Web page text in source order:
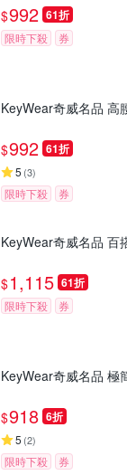
$992 61折
限時下殺 券
KeyWear奇威名品 高
$992 61折
5 (3)
限時下殺 券
KeyWear奇威名品 百
$1,115 61折
限時下殺 券
KeyWear奇威名品 極
$918 6折
5 (2)
限時下殺 券